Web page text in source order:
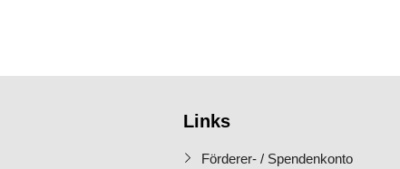
Links
Förderer- / Spendenkonto